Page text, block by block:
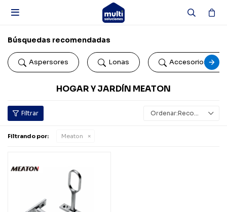

Búsquedas recomendadas
Aspersores Lonas Accesorios de
HOGAR Y JARDÍN MEATON
Recomendados
Filtrando por: Meaton